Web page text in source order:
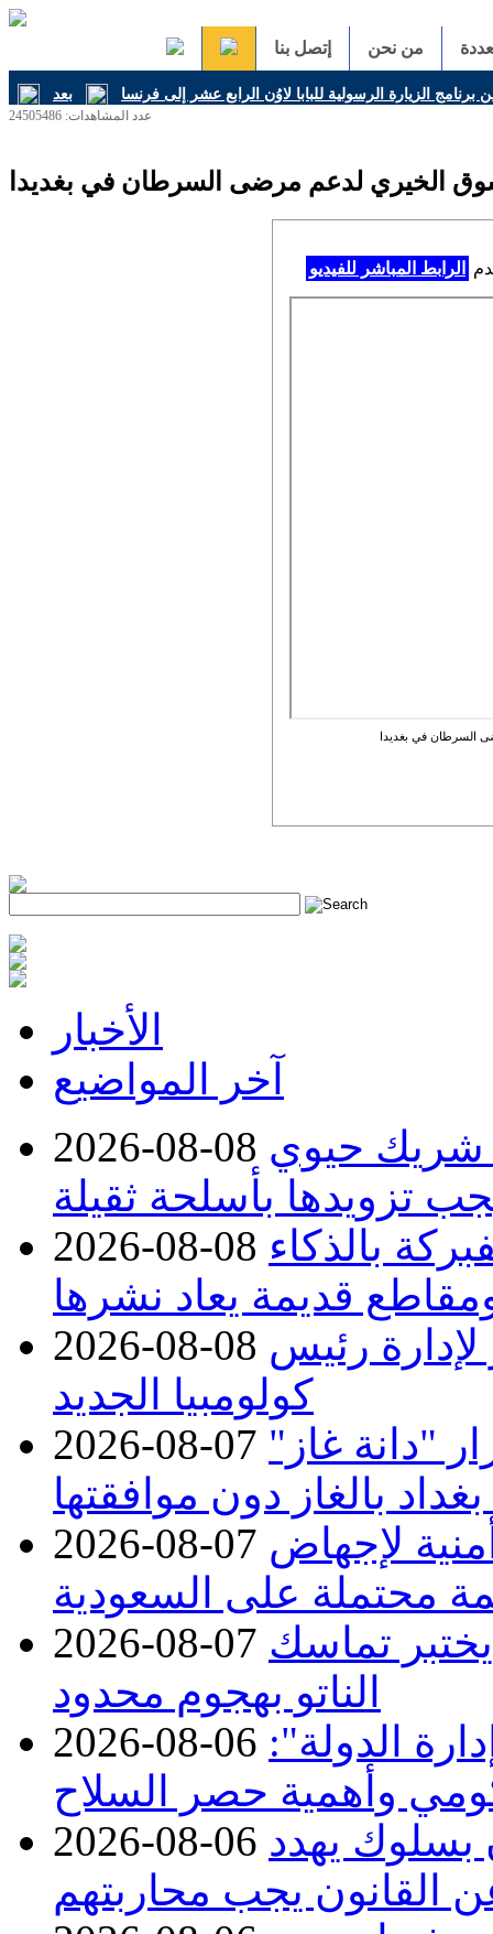
من نحن إتصل بنا
برنامج الزيارة الرسولية للبابا لاوُن الرابع عشر إلى فرنسا
عدد المشاهدات: 24505486
الخيري لدعم مرضى السرطان في بغديدا
الرابط المباشر للفيديو
السرطان في بغديدا
h
الأخبار
آخر المواضيع
2026-08-08 شريك حيوي
تزويدها بأسلحة ثقيلة
2026-08-08 بالذكاء
قديمة يعاد نشرها
2026-08-08 رئيس
كولومبيا الجديد
2026-08-07 "دانة غاز"
بالغاز دون موافقتها
2026-08-07 لإجهاض
محتملة على السعودية
2026-08-07 يختبر تماسك
الناتو بهجوم محدود
2026-08-06 الدولة":
وأهمية حصر السلاح
2026-08-06 بسلوك يهدد
القانون يجب محاربتهم